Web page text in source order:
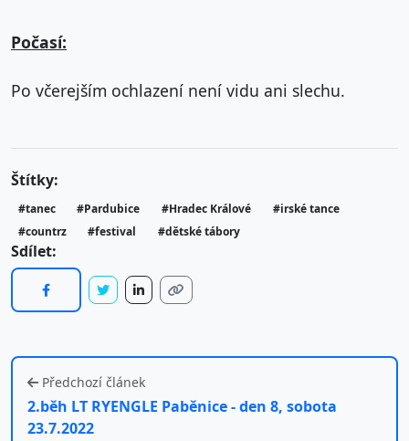
Počasí:
Po včerejším ochlazení není vidu ani slechu.
Štítky:
#tanec #Pardubice #Hradec Králové
#irské tance
#countrz
#festival #dětské tábory
Sdílet:
Předchozí článek
2.běh LT RYENGLE Paběnice - den 8, sobota
23.7.2022